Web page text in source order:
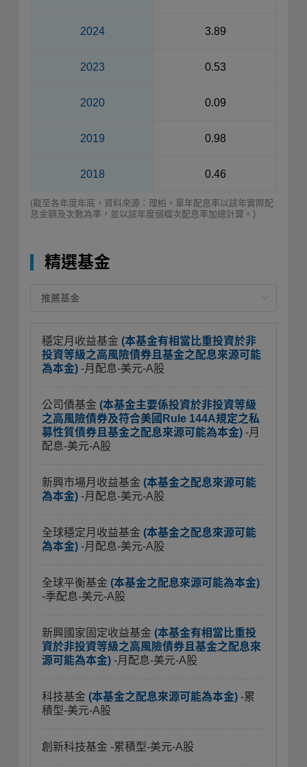
2024 3.89
2023 0.53
2020 0.09
2019 0.98
2018 0.46
(截至各年度年底，資料來源：理柏。單年配息率以該年實際配
息金額及次數為準，並以該年度個檔次配息率加總計算。)
精選基金
穩定月收益基金 (本基金有相當比重投資於非
投資等級之高風險債券且基金之配息來源可能
為本金) -月配息-美元-A股
公司債基金 (本基金主要係投資於非投資等級
之高風險債券及符合美國Rule 144A規定之私
募性質債券且基金之配息來源可能為本金) -月
配息-美元-A股
新興市場月收益基金 (本基金之配息來源可能
為本金) -月配息-美元-A股
全球穩定月收益基金 (本基金之配息來源可能
為本金) -月配息-美元-A股
全球平衡基金 (本基金之配息來源可能為本金)
-季配息-美元-A股
新興國家固定收益基金 (本基金有相當比重投
資於非投資等級之高風險債券且基金之配息來
源可能為本金) -月配息-美元-A股
科技基金 (本基金之配息來源可能為本金) -累
積型-美元-A股
創新科技基金 -累積型-美元-A股